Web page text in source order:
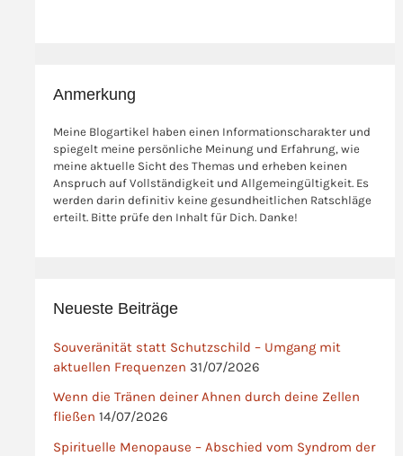
Anmerkung
Meine Blogartikel haben einen Informationscharakter und
spiegelt meine persönliche Meinung und Erfahrung, wie
meine aktuelle Sicht des Themas und erheben keinen
Anspruch auf Vollständigkeit und Allgemeingültigkeit. Es
werden darin definitiv keine gesundheitlichen Ratschläge
erteilt. Bitte prüfe den Inhalt für Dich. Danke!
Neueste Beiträge
Souveränität statt Schutzschild – Umgang mit
aktuellen Frequenzen 31/07/2026
Wenn die Tränen deiner Ahnen durch deine Zellen
fließen 14/07/2026
Spirituelle Menopause – Abschied vom Syndrom der